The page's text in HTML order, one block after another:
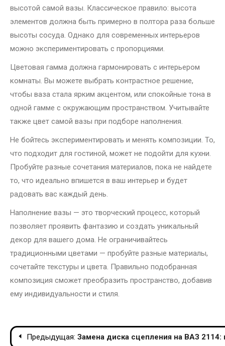
высотой самой вазы. Классическое правило: высота
элементов должна быть примерно в полтора раза больше
высоты сосуда. Однако для современных интерьеров
можно экспериментировать с пропорциями.
Цветовая гамма должна гармонировать с интерьером
комнаты. Вы можете выбрать контрастное решение,
чтобы ваза стала ярким акцентом, или спокойные тона в
одной гамме с окружающим пространством. Учитывайте
также цвет самой вазы при подборе наполнения.
Не бойтесь экспериментировать и менять композиции. То,
что подходит для гостиной, может не подойти для кухни.
Пробуйте разные сочетания материалов, пока не найдете
то, что идеально впишется в ваш интерьер и будет
радовать вас каждый день.
Наполнение вазы — это творческий процесс, который
позволяет проявить фантазию и создать уникальный
декор для вашего дома. Не ограничивайтесь
традиционными цветами — пробуйте разные материалы,
сочетайте текстуры и цвета. Правильно подобранная
композиция сможет преобразить пространство, добавив
ему индивидуальности и стиля.
Навигация
Предыдущая: Замена диска сцепления на ВАЗ